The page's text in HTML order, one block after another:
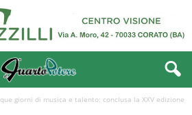
giorni di musica e talento: conclusa la XXV edizione